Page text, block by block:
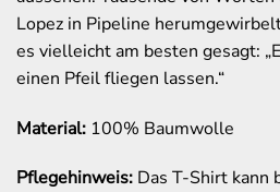
Lopez in Pipeline
es vielleicht am besten gesagt:
einen Pfeil fliegen lassen.“
Material: 100% Baumwolle
Pflegehinweis: Das T-Shirt kann